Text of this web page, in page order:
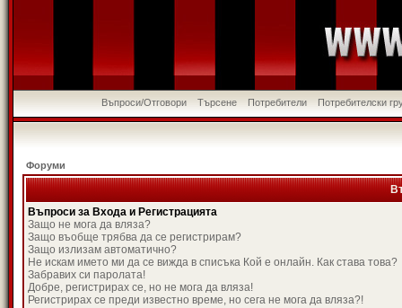
Въпроси/Отговори Търсене Потребители Потребителски
Форуми
Въпроси за Входа и Регистрацията
Защо не мога да вляза?
Защо въобще трябва да се регистрирам?
Защо излизам автоматично?
Не искам името ми да се вижда в списъка Кой е онлайн. Как става това?
Забравих си паролата!
Добре, регистрирах се, но не мога да вляза!
Регистрирах се преди известно време, но сега не мога да вляза?!